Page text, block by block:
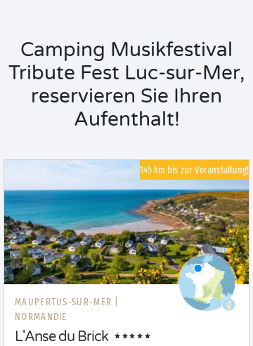
Camping Musikfestival
Tribute Fest Luc-sur-Mer,
reservieren Sie Ihren
Aufenthalt!
145 km bis zur Veranstaltung!
MAUPERTUS-SUR-MER |
NORMANDIE
L'Anse du Brick